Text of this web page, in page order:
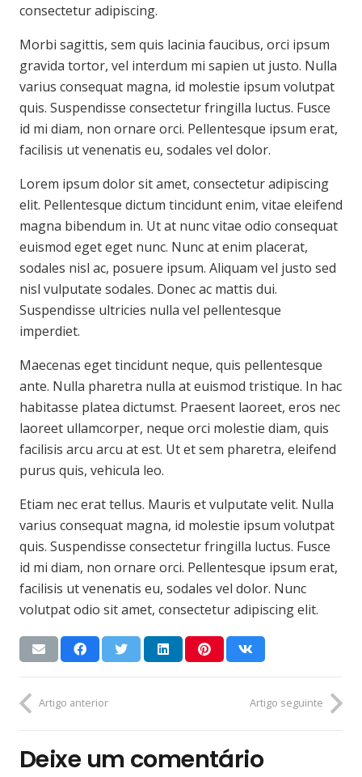
consectetur adipiscing.
Morbi sagittis, sem quis lacinia faucibus, orci ipsum
gravida tortor, vel interdum mi sapien ut justo. Nulla
varius consequat magna, id molestie ipsum volutpat
quis. Suspendisse consectetur fringilla luctus. Fusce
id mi diam, non ornare orci. Pellentesque ipsum erat,
facilisis ut venenatis eu, sodales vel dolor.
Lorem ipsum dolor sit amet, consectetur adipiscing
elit. Pellentesque dictum tincidunt enim, vitae eleifend
magna bibendum in. Ut at nunc vitae odio consequat
euismod eget eget nunc. Nunc at enim placerat,
sodales nisl ac, posuere ipsum. Aliquam vel justo sed
nisl vulputate sodales. Donec ac mattis dui.
Suspendisse ultricies nulla vel pellentesque
imperdiet.
Maecenas eget tincidunt neque, quis pellentesque
ante. Nulla pharetra nulla at euismod tristique. In hac
habitasse platea dictumst. Praesent laoreet, eros nec
laoreet ullamcorper, neque orci molestie diam, quis
facilisis arcu arcu at est. Ut et sem pharetra, eleifend
purus quis, vehicula leo.
Etiam nec erat tellus. Mauris et vulputate velit. Nulla
varius consequat magna, id molestie ipsum volutpat
quis. Suspendisse consectetur fringilla luctus. Fusce
id mi diam, non ornare orci. Pellentesque ipsum erat,
facilisis ut venenatis eu, sodales vel dolor. Nunc
volutpat odio sit amet, consectetur adipiscing elit.
Artigo anterior Artigo seguinte
Deixe um comentário